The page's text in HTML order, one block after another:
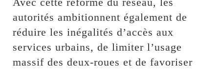
autorités ambitionnent également de
réduire les inégalités d’accès aux
services urbains, de limiter l’usage
massif des deux-roues et de favoriser